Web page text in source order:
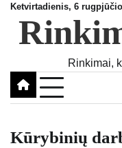
Skip
content
Ketvirtadienis, 6
Rinkimai,
Kūrybinių